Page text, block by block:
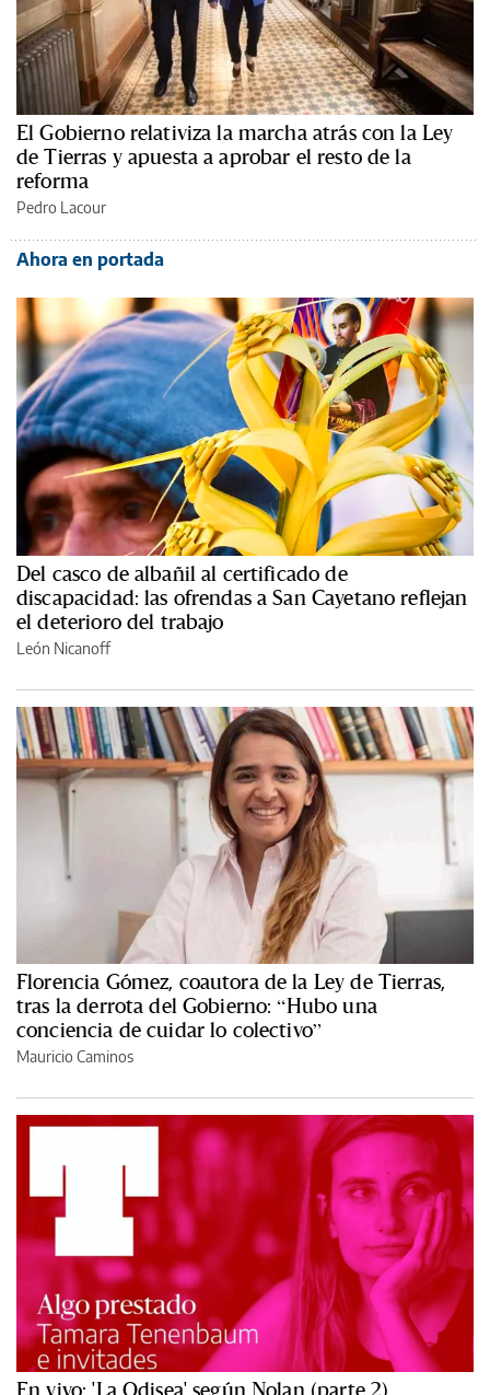
El Gobierno relativiza la marcha atrás con la Ley
de Tierras y apuesta a aprobar el resto de la
reforma
Pedro Lacour
Ahora en portada
Del casco de albañil al certificado de
discapacidad: las ofrendas a San Cayetano reflejan
el deterioro del trabajo
León Nicanoff
Florencia Gómez, coautora de la Ley de Tierras,
tras la derrota del Gobierno: “Hubo una
conciencia de cuidar lo colectivo”
Mauricio Caminos